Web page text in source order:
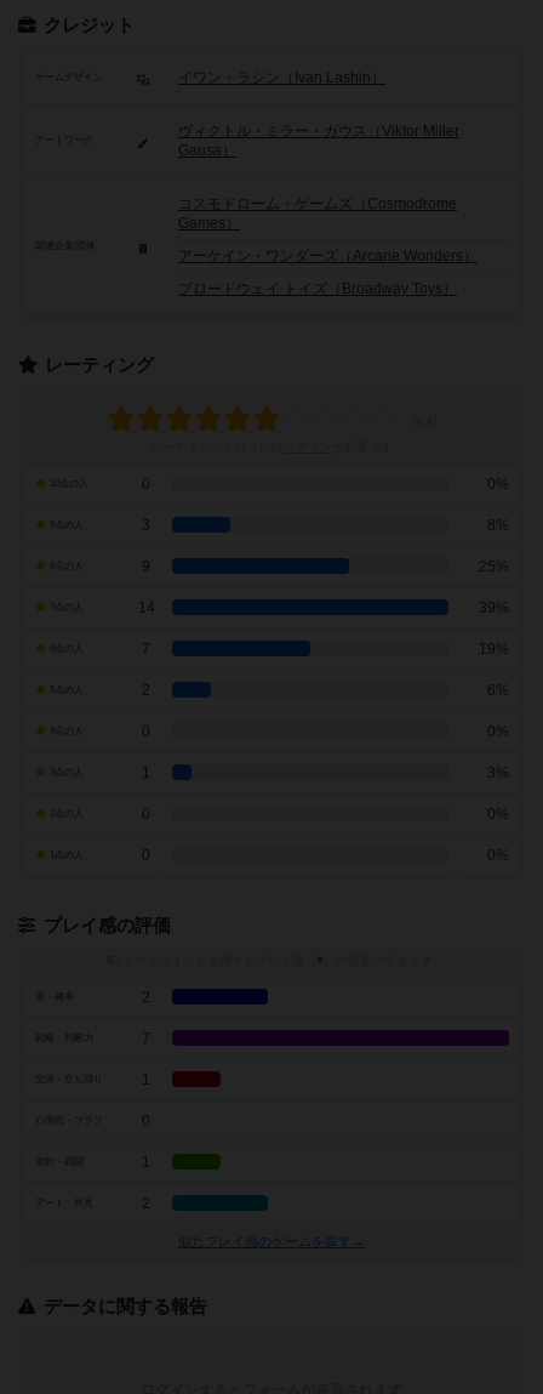
クレジット
イワン・ラシン（Ivan Lashin）
アートワーク
ヴィクトル・ミラー・ガウス（Viktor Miller
Gausa）
コスモドローム・ゲームズ（Cosmodrome
Games）
アーケイン・ワンダーズ（Arcane Wonders）
ブロードウェイ トイズ（Broadway Toys）
レーティング
0 0%
3 8%
9 25%
7点の人 14 39%
7 19%
2 6%
0 0%
1 3%
0 0%
0 0%
プレイ感の評価
※
2
7
1
0
1
アート・外見 2
似たプレイ感のゲームを探す→
データに関する報告